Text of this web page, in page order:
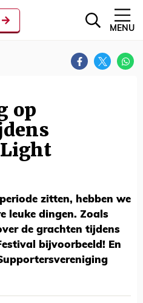
MENU
op
zitten, hebben we
leuke dingen. Zoals
de grachten tijdens
bijvoorbeeld! En